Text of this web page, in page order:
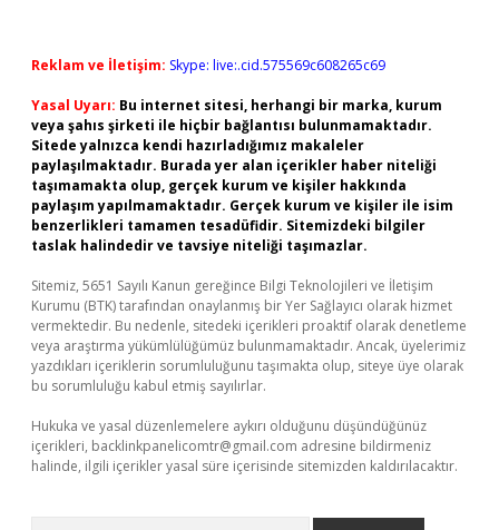
Reklam ve İletişim: Skype: live:.cid.575569c608265c69
Yasal Uyarı: Bu internet sitesi, herhangi bir marka, kurum
veya şahıs şirketi ile hiçbir bağlantısı bulunmamaktadır.
Sitede yalnızca kendi hazırladığımız makaleler
paylaşılmaktadır. Burada yer alan içerikler haber niteliği
taşımamakta olup, gerçek kurum ve kişiler hakkında
paylaşım yapılmamaktadır. Gerçek kurum ve kişiler ile isim
benzerlikleri tamamen tesadüfidir. Sitemizdeki bilgiler
taslak halindedir ve tavsiye niteliği taşımazlar.
Sitemiz, 5651 Sayılı Kanun gereğince Bilgi Teknolojileri ve İletişim
Kurumu (BTK) tarafından onaylanmış bir Yer Sağlayıcı olarak hizmet
vermektedir. Bu nedenle, sitedeki içerikleri proaktif olarak denetleme
veya araştırma yükümlülüğümüz bulunmamaktadır. Ancak, üyelerimiz
yazdıkları içeriklerin sorumluluğunu taşımakta olup, siteye üye olarak
bu sorumluluğu kabul etmiş sayılırlar.
Hukuka ve yasal düzenlemelere aykırı olduğunu düşündüğünüz
içerikleri, backlinkpanelicomtr@gmail.com adresine bildirmeniz
halinde, ilgili içerikler yasal süre içerisinde sitemizden kaldırılacaktır.